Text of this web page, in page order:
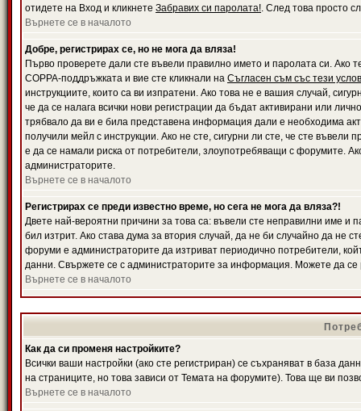
отидете на Вход и кликнете Забравих си паролата!. След това просто
Върнете се в началото
Добре, регистрирах се, но не мога да вляза!
Първо проверете дали сте въвели правилно името и паролата си. Ако
COPPA-поддръжката и вие сте кликнали на Съгласен съм със тези
инструкциите, които са ви изпратени. Ако това не е вашия случай,
че да се налага всички нови регистрации да бъдат активирани или
трябвало да ви е била представена информация дали е необходима
получили мейл с инструкции. Ако не сте, сигурни ли сте, че сте
е да се намали риска от потребители, злоупотребяващи с форумите.
администраторите.
Върнете се в началото
Регистрирах се преди известно време, но сега не мога да вляза?!
Двете най-вероятни причини за това са: въвели сте неправилни име и
бил изтрит. Ако става дума за втория случай, да не би случайно да
форуми е администраторите да изтриват периодично потребители,
данни. Свържете се с администраторите за информация. Можете да се
Върнете се в началото
Как да си променя настройките?
Всички ваши настройки (ако сте регистриран) се съхраняват в база
на страниците, но това зависи от Темата на форумите). Това ще ви
Върнете се в началото